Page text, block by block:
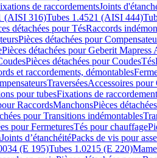
de raccordementsJoints
(AISI 316)Tubes 1.4521 (AISI 444)
détachées pour TésRaccords
Pièces détachées pour
Pièces détachées pour Geberit
Pièces détachées pour CoudesTés
et raccordements, démontables
TraverséesAccessoires
pour tubesFixations de
RaccordsManchonsPièces
pour Transitions indémontables
pour FermeturesTés pour chauffage
Joints d’étanchéitéPacks de vis pour
(E 195)Tubes 1.0215 (E 220)